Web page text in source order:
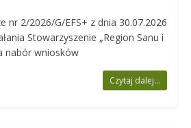
nr 2/2026/G/EFS+ z dnia 30.07.2026
Stowarzyszenie „Region Sanu i
nabór wniosków
Czytaj dalej...